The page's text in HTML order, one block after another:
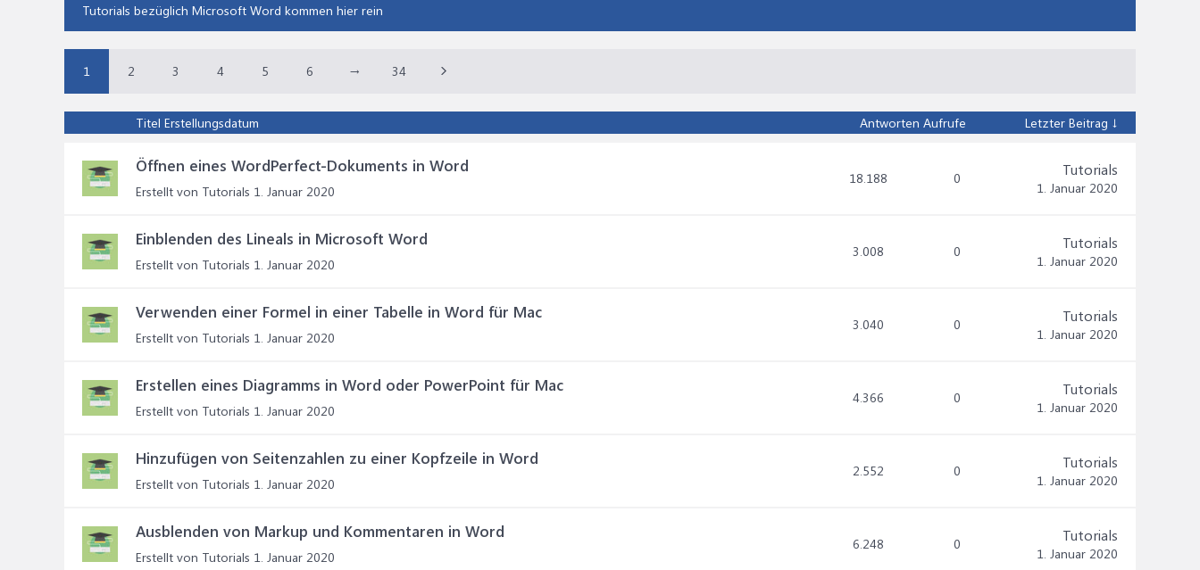
Tutorials bezüglich Microsoft Word kommen hier rein
1 2 3 4 5 6 → 34
Titel Erstellungsdatum Antworten Aufrufe Letzter Beitrag ↓
Öffnen eines WordPerfect-Dokuments in Word
Erstellt von Tutorials 1. Januar 2020
18.188 0 Tutorials
1. Januar 2020
Einblenden des Lineals in Microsoft Word
Erstellt von Tutorials 1. Januar 2020
3.008 0 Tutorials
1. Januar 2020
Verwenden einer Formel in einer Tabelle in Word für Mac
Erstellt von Tutorials 1. Januar 2020
3.040 0 Tutorials
1. Januar 2020
Erstellen eines Diagramms in Word oder PowerPoint für Mac
Erstellt von Tutorials 1. Januar 2020
4.366 0 Tutorials
1. Januar 2020
Hinzufügen von Seitenzahlen zu einer Kopfzeile in Word
Erstellt von Tutorials 1. Januar 2020
2.552 0 Tutorials
1. Januar 2020
Ausblenden von Markup und Kommentaren in Word
Erstellt von Tutorials 1. Januar 2020
6.248 0 Tutorials
1. Januar 2020